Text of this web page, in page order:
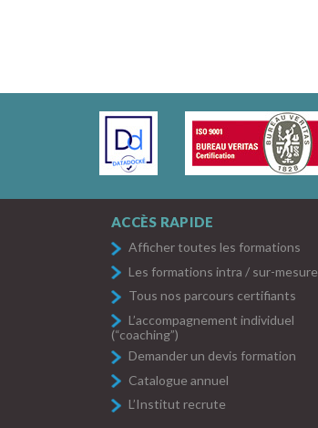
ACCÈS RAPIDE
Afficher toutes les formations
Les formations intra / sur-mesure
Tous nos parcours certifiants
L’accompagnement individuel
(“coaching”)
Demander un devis formation
Catalogue annuel
L’Institut recrute